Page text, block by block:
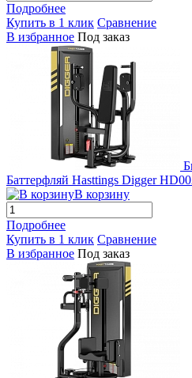
Подробнее
Купить в 1 клик Сравнение
В избранное Под заказ
Баттерфляй Hasttings Digger
В корзину
Подробнее
Купить в 1 клик Сравнение
В избранное Под заказ